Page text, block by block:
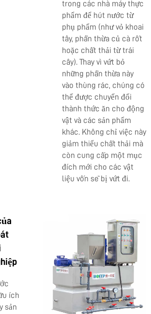
trong các nhà máy thực
phẩm để hút nước từ
phụ phẩm (như vỏ khoai
tây, phần thừa củ cà rốt
hoặc chất thải từ trái
cây). Thay vì vứt bỏ
những phần thừa này
vào thùng rác, chúng có
thể được chuyển đổi
thành thức ăn cho động
vật và các sản phẩm
khác. Không chỉ việc này
giảm thiểu chất thải mà
còn cung cấp một mục
đích mới cho các vật
liệu vốn sẽ bị vứt đi.
ích
sản